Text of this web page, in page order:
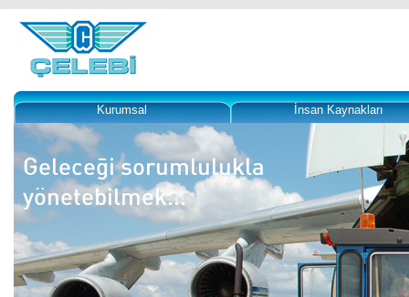
Kurumsal İnsan Kaynakları
Geleceği sorumlulukla
yönetebilmek...